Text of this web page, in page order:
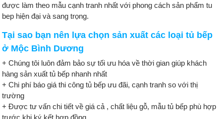
được làm theo mẫu cạnh tranh nhất với phong cách sản phẩm tu
bep hiện đại và sang trọng.
Tại sao bạn nên lựa chọn sản xuất các loại tủ bếp
ở Mộc Bình Dương
+ Chúng tôi luôn đảm bảo sự tối ưu hóa về thời gian giúp khách
hàng sản xuất tủ bếp nhanh nhất
+ Chi phí báo giá thi công tủ bếp ưu đãi, cạnh tranh so với thị
trường
+ Được tư vấn chi tiết về giá cả , chất liệu gỗ, mẫu tủ bếp phù hợp